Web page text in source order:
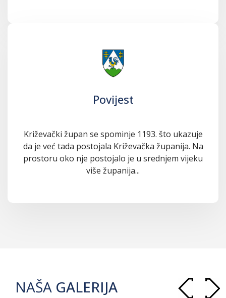
Povijest
Križevački župan se spominje 1193. što ukazuje
da je već tada postojala Križevačka županija. Na
prostoru oko nje postojalo je u srednjem vijeku
više županija...
NAŠA GALERIJA